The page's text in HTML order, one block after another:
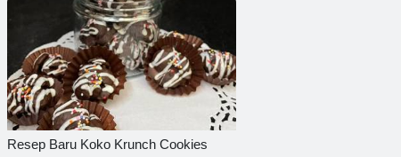
Resep Baru Koko Krunch Cookies